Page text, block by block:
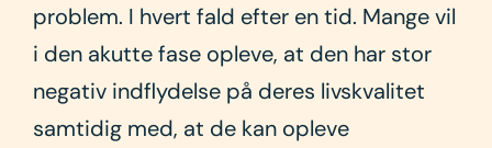
problem. I hvert fald efter en tid. Mange vil
i den akutte fase opleve, at den har stor
negativ indflydelse på deres livskvalitet
samtidig med, at de kan opleve